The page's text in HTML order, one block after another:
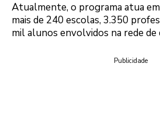
Atualmente, o programa atua
mais de 240 escolas, 3.350
mil alunos envolvidos na rede de
Publicidade